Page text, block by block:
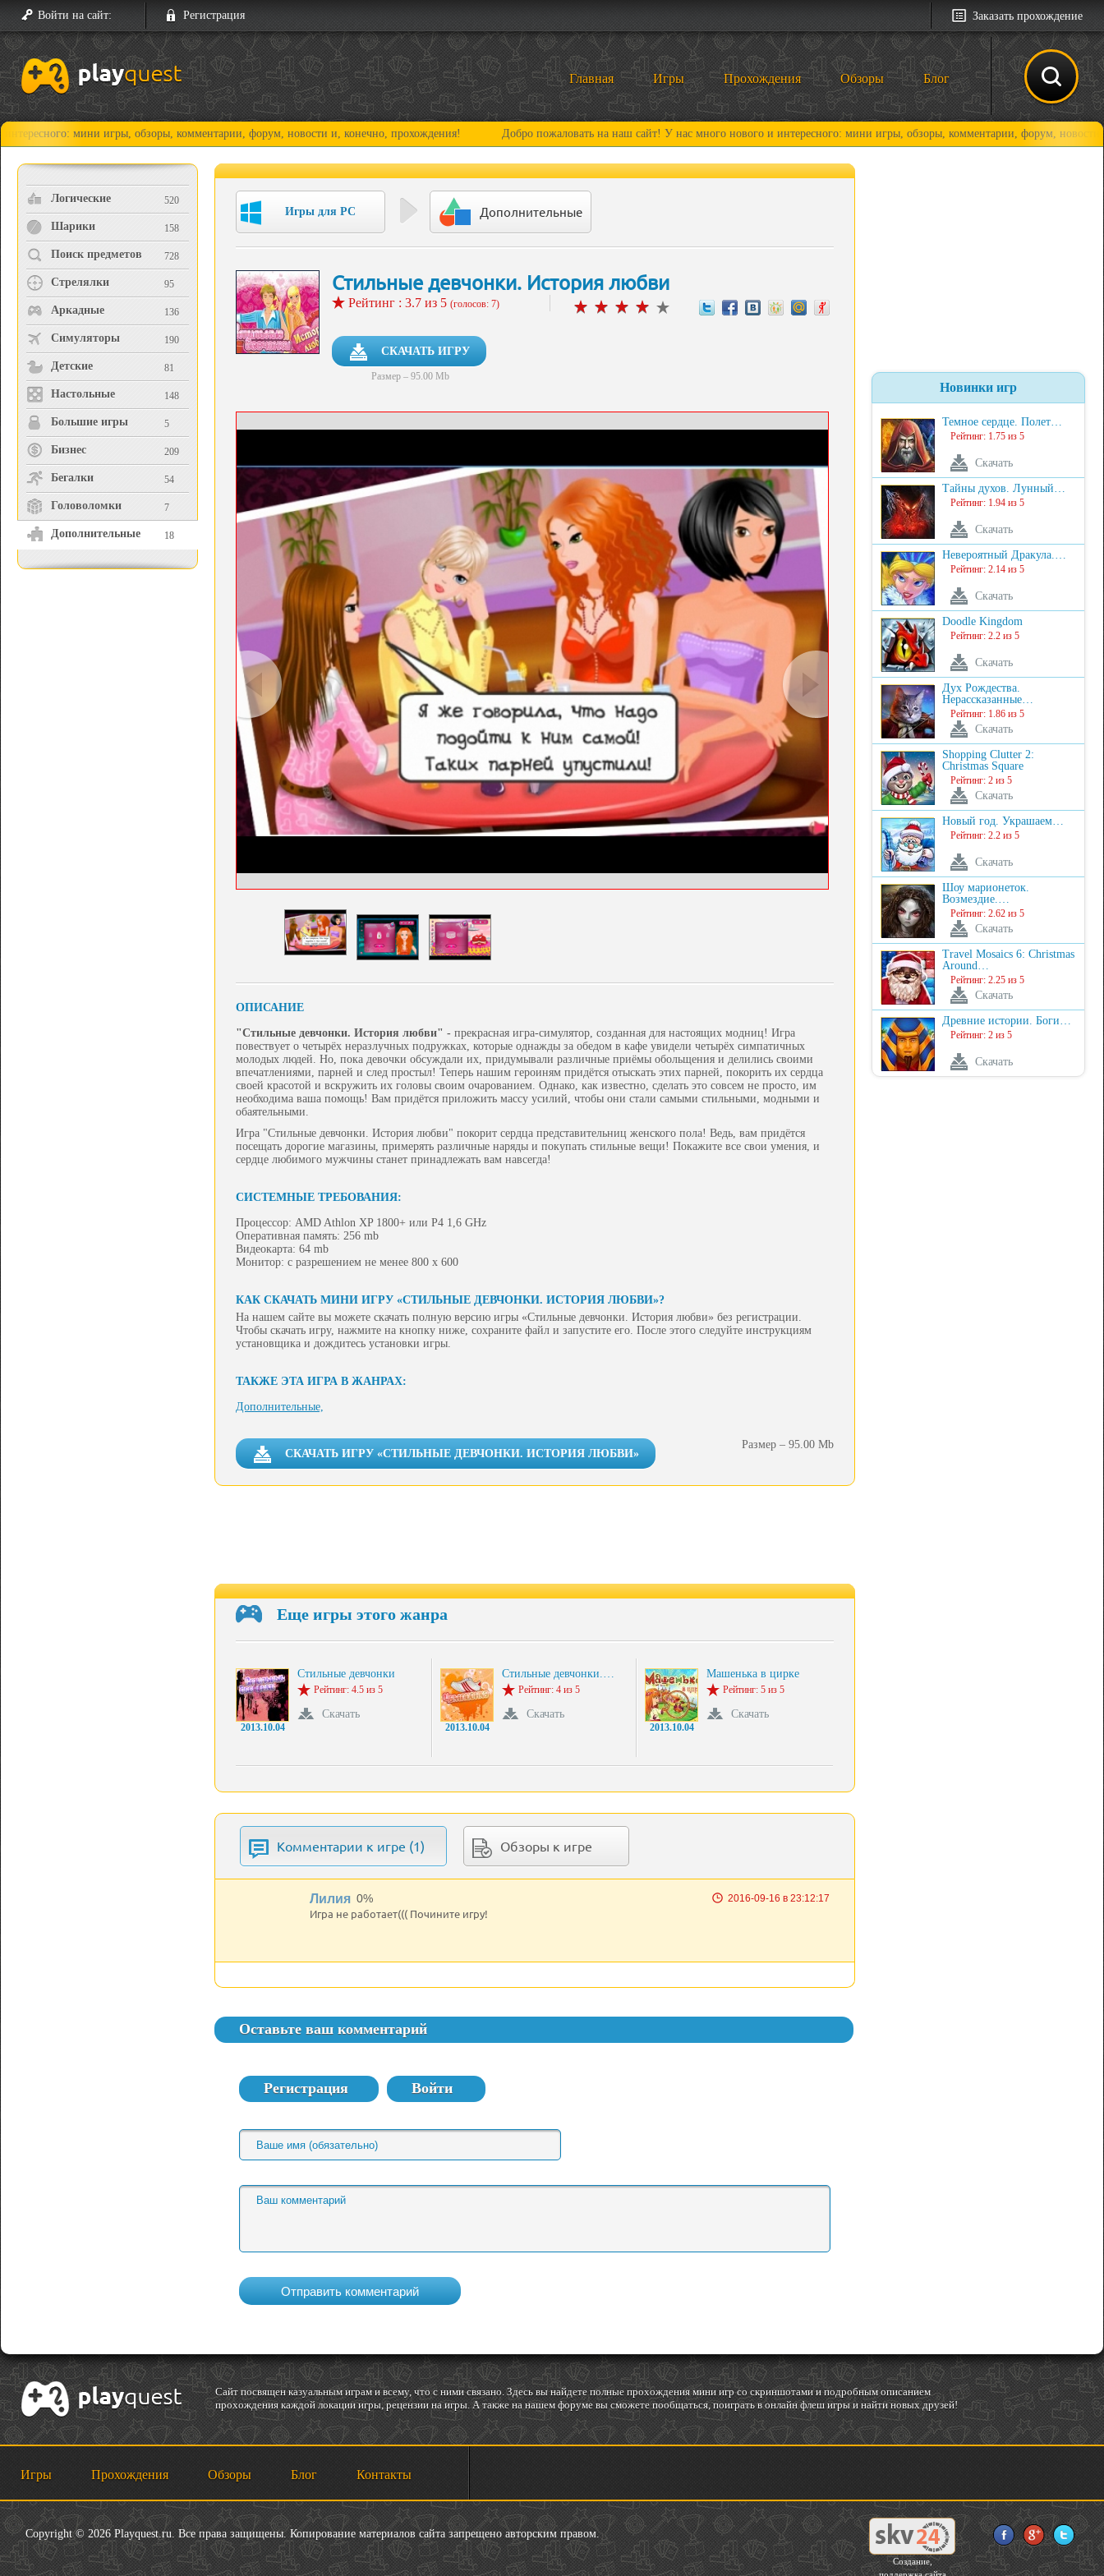
Войти на сайт: Регистрация Заказать прохождение
Главная Игры Прохождения Обзоры Блог
мини игры, обзоры, комментарии, форум, новости и, конечно, прохождения! Добро пожаловать на наш сайт! У нас много нового и интересного: мини игры, обзоры, комментарии, форум, новости и,
Логические 520
Шарики 158
Поиск предметов 728
Стрелялки 95
Аркадные 136
Симуляторы 190
Детские 81
Настольные 148
Большие игры 5
Бизнес 209
Бегалки 54
Головоломки 7
Дополнительные 18
Игры для PC Дополнительные
Стильные девчонки. История любви
Рейтинг : 3.7 из 5 (голосов: 7)
СКАЧАТЬ ИГРУ
Размер – 95.00 Mb
ОПИСАНИЕ
"Стильные девчонки. История любви" - прекрасная игра-симулятор, созданная для настоящих модниц! Игра
повествует о четырёх неразлучных подружках, которые однажды за обедом в кафе увидели четырёх симпатичных
молодых людей. Но, пока девочки обсуждали их, придумывали различные приёмы обольщения и делились своими
впечатлениями, парней и след простыл! Теперь нашим героиням придётся отыскать этих парней, покорить их сердца
своей красотой и вскружить их головы своим очарованием. Однако, как известно, сделать это совсем не просто, им
необходима ваша помощь! Вам придётся приложить массу усилий, чтобы они стали самыми стильными, модными и
обаятельными.
Игра "Стильные девчонки. История любви" покорит сердца представительниц женского пола! Ведь, вам придётся
посещать дорогие магазины, примерять различные наряды и покупать стильные вещи! Покажите все свои умения, и
сердце любимого мужчины станет принадлежать вам навсегда!
СИСТЕМНЫЕ ТРЕБОВАНИЯ:
Процессор: AMD Athlon XP 1800+ или P4 1,6 GHz
Оперативная память: 256 mb
Видеокарта: 64 mb
Монитор: с разрешением не менее 800 х 600
КАК СКАЧАТЬ МИНИ ИГРУ «СТИЛЬНЫЕ ДЕВЧОНКИ. ИСТОРИЯ ЛЮБВИ»?
На нашем сайте вы можете скачать полную версию игры «Стильные девчонки. История любви» без регистрации.
Чтобы скачать игру, нажмите на кнопку ниже, сохраните файл и запустите его. После этого следуйте инструкциям
установщика и дождитесь установки игры.
ТАКЖЕ ЭТА ИГРА В ЖАНРАХ:
Дополнительные,
СКАЧАТЬ ИГРУ «СТИЛЬНЫЕ ДЕВЧОНКИ. ИСТОРИЯ ЛЮБВИ»
Размер – 95.00 Mb
Еще игры этого жанра
2013.10.04
Стильные девчонки
Рейтинг: 4.5 из 5
Скачать
2013.10.04
Стильные девчонки.…
Рейтинг: 4 из 5
Скачать
2013.10.04
Машенька в цирке
Рейтинг: 5 из 5
Скачать
Комментарии к игре (1) Обзоры к игре
2016-09-16 в 23:12:17
Лилия 0%
Игра не работает((( Почините игру!
Оставьте ваш комментарий
Регистрация Войти
Новинки игр
Темное сердце. Полет…
Рейтинг: 1.75 из 5
Скачать
Тайны духов. Лунный…
Рейтинг: 1.94 из 5
Скачать
Невероятный Дракула.…
Рейтинг: 2.14 из 5
Скачать
Doodle Kingdom
Рейтинг: 2.2 из 5
Скачать
Дух Рождества.
Нерассказанные…
Рейтинг: 1.86 из 5
Скачать
Shopping Clutter 2:
Christmas Square
Рейтинг: 2 из 5
Скачать
Новый год. Украшаем…
Рейтинг: 2.2 из 5
Скачать
Шоу марионеток.
Возмездие.…
Рейтинг: 2.62 из 5
Скачать
Travel Mosaics 6: Christmas
Around…
Рейтинг: 2.25 из 5
Скачать
Древние истории. Боги…
Рейтинг: 2 из 5
Скачать
Cайт посвящен казуальным играм и всему, что с ними связано. Здесь вы найдете полные прохождения мини игр со скриншотами и подробным описанием
прохождения каждой локации игры, рецензии на игры. А также на нашем форуме вы сможете пообщаться, поиграть в онлайн флеш игры и найти новых друзей!
Игры Прохождения Обзоры Блог Контакты
Copyright © 2026 Playquest.ru. Все права защищены. Копирование материалов сайта запрещено авторским правом.
Создание,